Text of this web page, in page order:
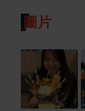
圖片